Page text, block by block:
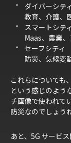
ダイバーシティ
教育、介護、
スマートシティ
Maas、農業
セーフシティ
防災、気候変
これらについても
という感じのよう
チ画像で使われて
防災なのでしょう
あと、5G サービ